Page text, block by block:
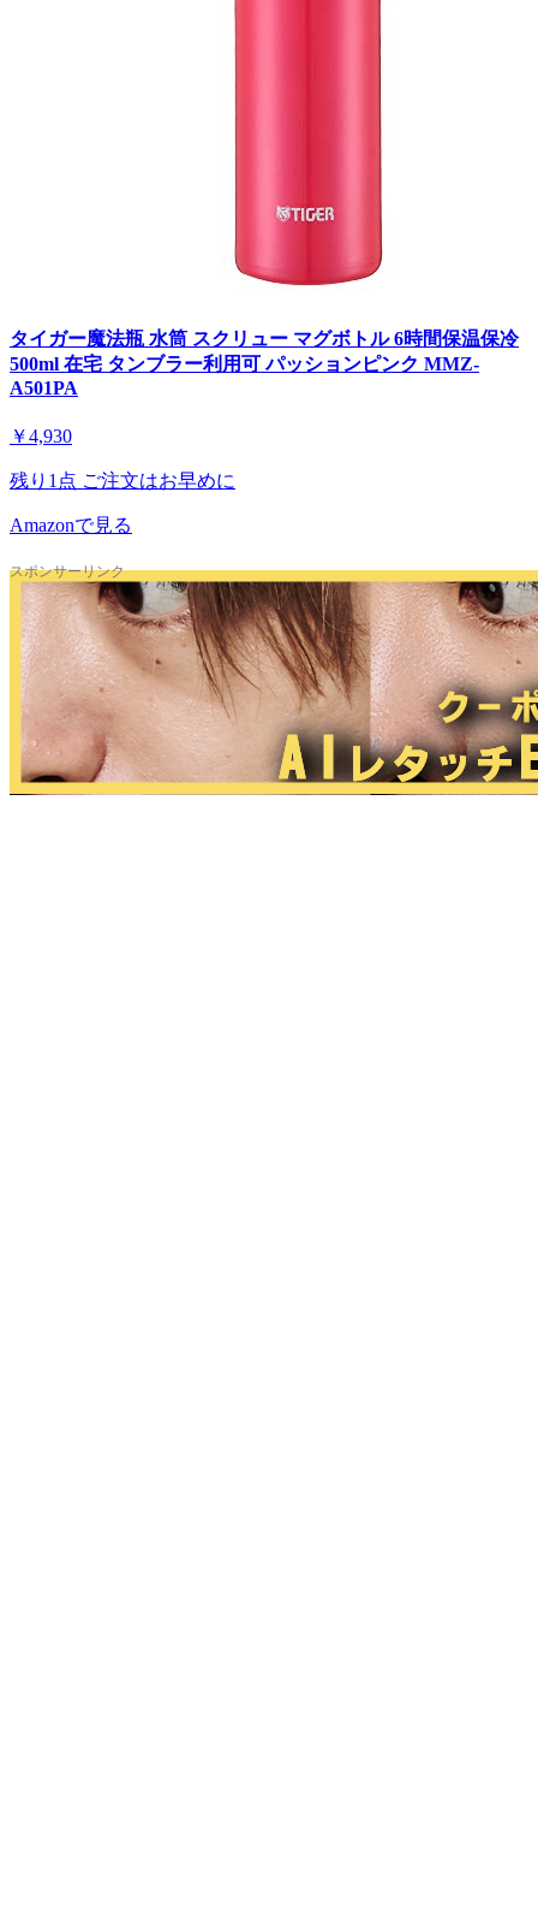
タイガー魔法瓶 水筒 スクリュー マグボトル 6時間保温保冷
500ml 在宅 タンブラー利用可 パッションピンク MMZ-
A501PA
￥4,930
残り1点 ご注文はお早めに
Amazonで見る